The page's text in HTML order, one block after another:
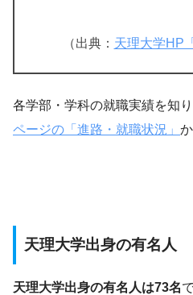
（出典： 天理大学HP
各学部・学科の就職実績を知り
ページの「進路・就職状況」
天理大学出身の有名人
天理大学出身の有名人は73名